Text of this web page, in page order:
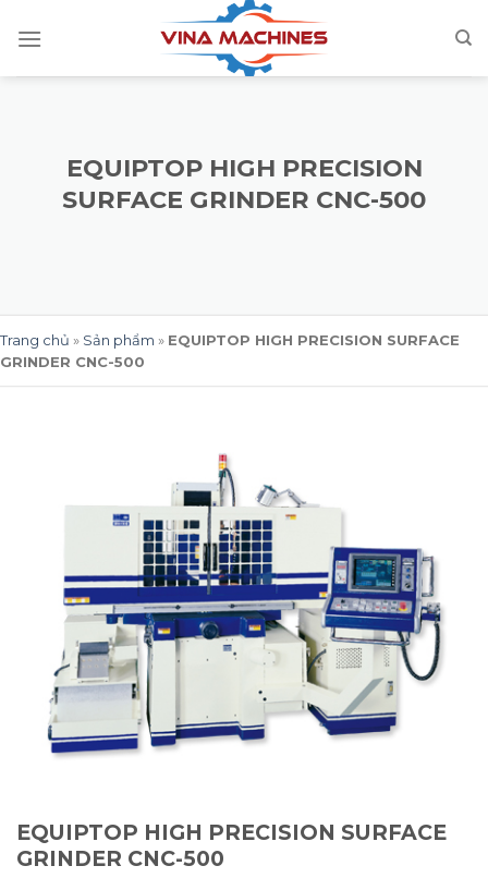
EQUIPTOP HIGH PRECISION
SURFACE GRINDER CNC-500
Trang chủ » Sản phẩm » EQUIPTOP HIGH PRECISION SURFACE
GRINDER CNC-500
EQUIPTOP HIGH PRECISION SURFACE
GRINDER CNC-500